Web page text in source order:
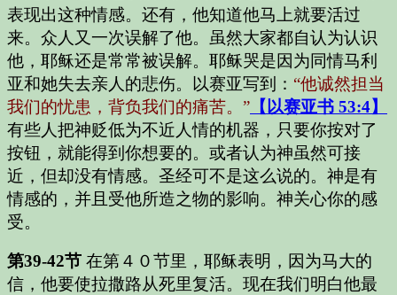
表现出这种情感。还有，他知道他马上就要活过
来。众人又一次误解了他。虽然大家都自认为认识
他，耶稣还是常常被误解。耶稣哭是因为同情马利
亚和她失去亲人的悲伤。以赛亚写到： “他诚然担当
我们的忧患，背负我们的痛苦。” 【以赛亚书 53:4】
有些人把神贬低为不近人情的机器，只要你按对了
按钮，就能得到你想要的。或者认为神虽然可接
近，但却没有情感。圣经可不是这么说的。神是有
情感的，并且受他所造之物的影响。神关心你的感
受。
第39-42节 在第４０节里，耶稣表明，因为马大的
信，他要使拉撒路从死里复活。现在我们明白他最